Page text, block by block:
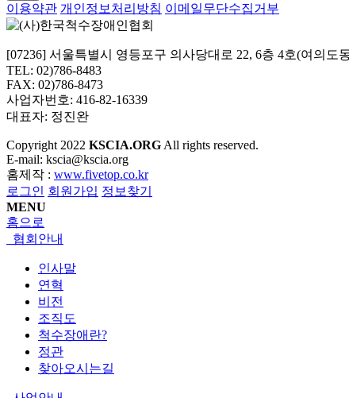
이용약관 개인정보처리방침 이메일무단수집거부
[07236] 서울특별시 영등포구 의사당대로 22, 6층 4호(여의도
TEL: 02)786-8483
FAX: 02)786-8473
사업자번호: 416-82-16339
대표자: 정진완
Copyright 2022 KSCIA.ORG All rights reserved.
E-mail: kscia@kscia.org
홈제작 : www.fivetop.co.kr
로그인 회원가입 정보찾기
MENU
홈으로
협회안내
인사말
연혁
비전
조직도
척수장애란?
정관
찾아오시는길